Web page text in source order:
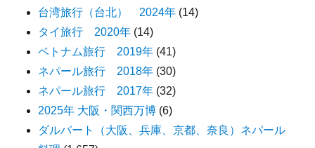
台湾旅行（台北） 2024年 (14)
タイ旅行 2020年 (14)
ベトナム旅行 2019年 (41)
ネパール旅行 2018年 (30)
ネパール旅行 2017年 (32)
2025年 大阪・関西万博 (6)
ダルバート（大阪、兵庫、京都、奈良）ネパール